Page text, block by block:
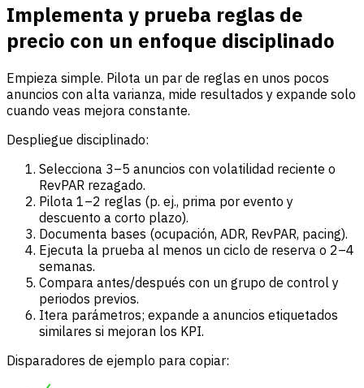
Implementa y prueba reglas de
precio con un enfoque disciplinado
Empieza simple. Pilota un par de reglas en unos pocos
anuncios con alta varianza, mide resultados y expande solo
cuando veas mejora constante.
Despliegue disciplinado:
Selecciona 3–5 anuncios con volatilidad reciente o
RevPAR rezagado.
Pilota 1–2 reglas (p. ej., prima por evento y
descuento a corto plazo).
Documenta bases (ocupación, ADR, RevPAR, pacing).
Ejecuta la prueba al menos un ciclo de reserva o 2–4
semanas.
Compara antes/después con un grupo de control y
periodos previos.
Itera parámetros; expande a anuncios etiquetados
similares si mejoran los KPI.
Disparadores de ejemplo para copiar: